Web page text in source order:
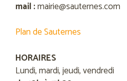
mail :mairie@sauternes.com
Plan de Sauternes
HORAIRES
Lundi, mardi, jeudi, vendredi